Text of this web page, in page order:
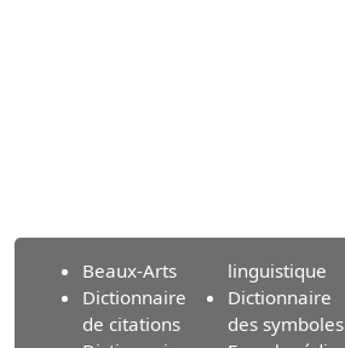
Beaux-Arts
Dictionnaire
de citations
linguistique
Dictionnaire
des symboles